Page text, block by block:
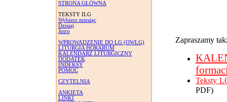
STRONA GŁÓWNA
TEKSTY ILG
Wybierz miesiąc
Dzisiaj
Jutro
WPROWADZENIE DO LG (OWLG)
LITURGIA HORARUM
KALENDARZ LITURGICZNY
DODATEK
INDEKSY
POMOC
CZYTELNIA
ANKIETA
LINKI
Zapraszamy
Teksty
PDF)